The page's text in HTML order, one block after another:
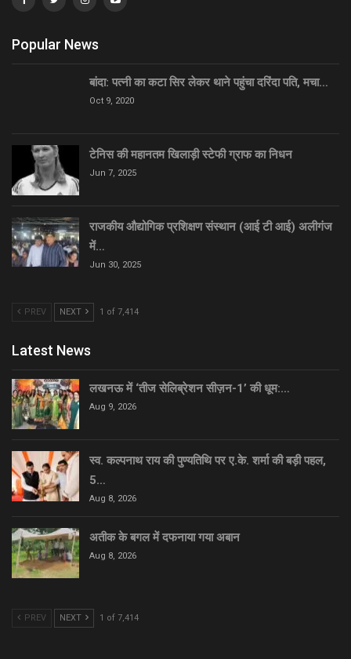
Popular News
बांदा: पत्नी का कटा सिर लेकर थाने पहुंचा दरिंदा पति, मचा…
Oct 9, 2020
टेनिस की महानतम खिलाड़ी स्टेफी ग्राफ का निधन
Jun 7, 2025
राजकीय औद्योगिक प्रशिक्षण संस्थान (आई टी आई) अलीगंज
में…
Jun 30, 2025
PREV NEXT 1 of 7,414
Latest News
लखनऊ में ‘तीज सेलिब्रेशन सीज़न-1’ की धूम:…
Aug 9, 2026
स्व. कल्पनाथ राय की पुण्यतिथि पर ए.के. शर्मा की बड़ी पहल,
5…
Aug 8, 2026
अतीक के बगल में दफनाया गया अबान
Aug 8, 2026
PREV NEXT 1 of 7,414